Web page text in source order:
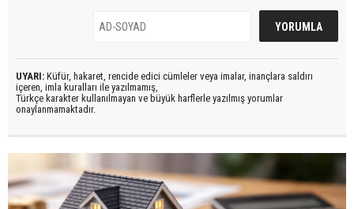
UYARI: Küfür, hakaret, rencide edici cümleler veya imalar, inançlara saldırı
içeren, imla kuralları ile yazılmamış,
Türkçe karakter kullanılmayan ve büyük harflerle yazılmış yorumlar
onaylanmamaktadır.